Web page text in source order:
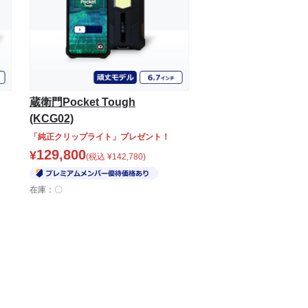
蔵衛門Pocket Tough
(KCG02)
「純正クリップライト」プレゼント！
¥129,800(税込 ¥142,780)
在庫：〇